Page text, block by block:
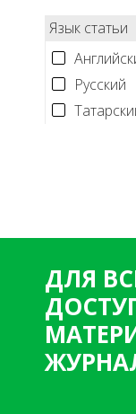
Язык статьи
Русский
ДЛЯ